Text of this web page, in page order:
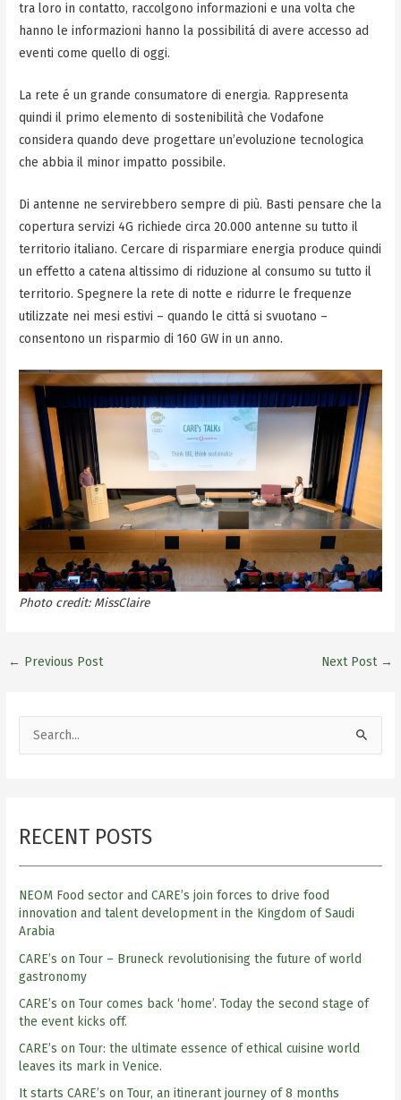
tra loro in contatto, raccolgono informazioni e una volta che
hanno le informazioni hanno la possibilitá di avere accesso ad
eventi come quello di oggi.
La rete é un grande consumatore di energia. Rappresenta
quindi il primo elemento di sostenibilità che Vodafone
considera quando deve progettare un’evoluzione tecnologica
che abbia il minor impatto possibile.
Di antenne ne servirebbero sempre di più. Basti pensare che la
copertura servizi 4G richiede circa 20.000 antenne su tutto il
territorio italiano. Cercare di risparmiare energia produce quindi
un effetto a catena altissimo di riduzione al consumo su tutto il
territorio. Spegnere la rete di notte e ridurre le frequenze
utilizzate nei mesi estivi – quando le cittá si svuotano –
consentono un risparmio di 160 GW in un anno.
Photo credit: MissClaire
← Previous Post Next Post →
c
o
r
:
RECENT POSTS
NEOM Food sector and CARE’s join forces to drive food
innovation and talent development in the Kingdom of Saudi
Arabia
CARE’s on Tour – Bruneck revolutionising the future of world
gastronomy
CARE’s on Tour comes back ‘home’. Today the second stage of
the event kicks off.
CARE’s on Tour: the ultimate essence of ethical cuisine world
leaves its mark in Venice.
It starts CARE’s on Tour, an itinerant journey of 8 months